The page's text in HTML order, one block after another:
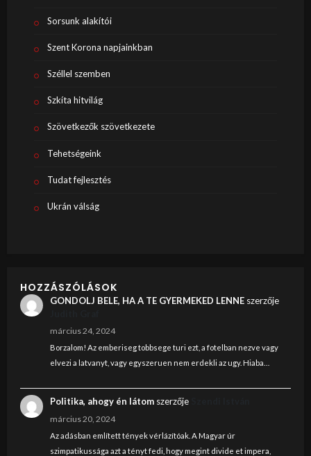
Sorsunk alakítói
Szent Korona napjainkban
Széllel szemben
Szkíta hitvilág
Szövetkezők szövetkezete
Tehetségeink
Tudat fejlesztés
Ukrán válság
HOZZÁSZÓLÁSOK
GONDOLJ BELE, HA A TE GYERMEKED LENNEszerzője
március 24, 2024
Borzalom! Az emberiseg tobbsege turi ezt, a fotelban nezve vagy
elvezi a latvanyt, vagy egyszeruen nem erdekli az ugy. Hiaba…
Politika, ahogy én látomszerzője
március 20, 2024
Az adásban említett tények vérlázítóak. A Magyar úr
szimpatikussága azt a tényt fedi, hogy megint divide et impera,